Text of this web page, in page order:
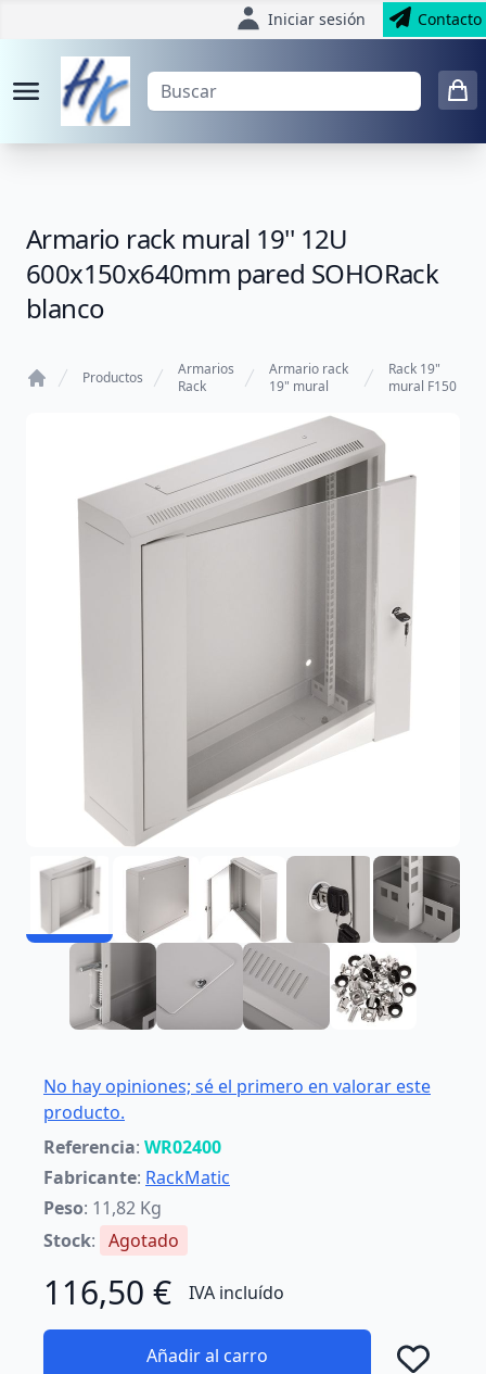
Iniciar sesión Contacto
Armario rack mural 19'' 12U
600x150x640mm pared SOHORack
blanco
Productos
Armarios
Rack
Armario rack
19" mural
Rack 19"
mural F150
No hay opiniones; sé el primero en valorar este
producto.
Referencia: WR02400
Fabricante: RackMatic
Peso: 11,82 Kg
Stock: Agotado
116,50 € IVA incluído
Añadir al carro